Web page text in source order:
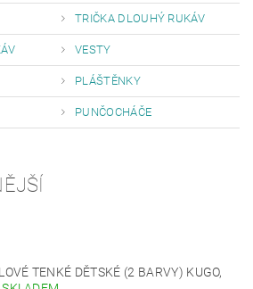
TRIČKA DLOUHÝ RUKÁV
VESTY
PLÁŠTĚNKY
PUNČOCHÁČE
TENKÉ DĚTSKÉ (2 BARVY) KUGO,